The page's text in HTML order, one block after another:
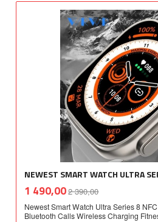
NEWEST SMART WATCH ULTRA
Tilbud
1 490,002 390,00mva.
Newest Smart Watch Ultra Series 8
Bluetooth Calls Wireless Charging